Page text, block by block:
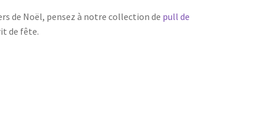
de Noël, pensez à notre collection de pull de
de fête.